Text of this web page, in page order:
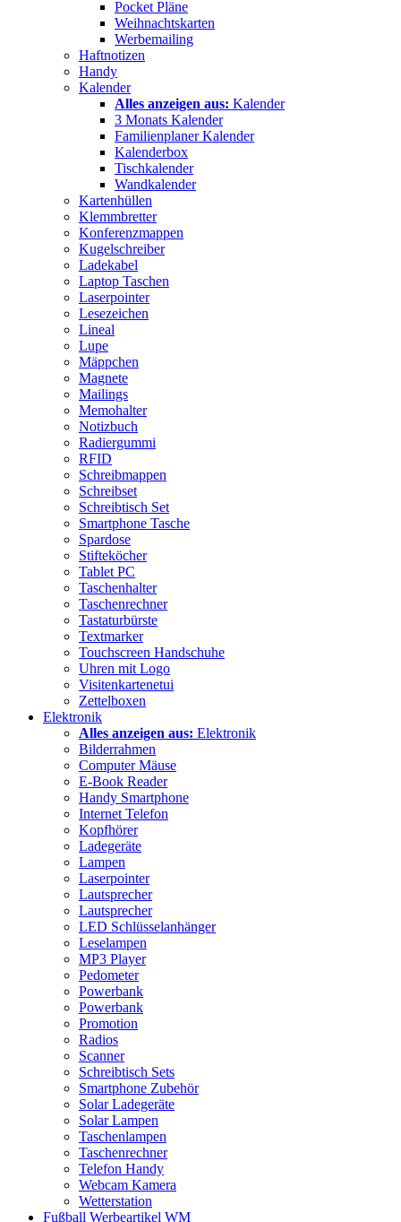
Pocket Pläne
Weihnachtskarten
Werbemailing
Haftnotizen
Handy
Kalender
Alles anzeigen aus: Kalender
3 Monats Kalender
Familienplaner Kalender
Kalenderbox
Tischkalender
Wandkalender
Kartenhüllen
Klemmbretter
Konferenzmappen
Kugelschreiber
Ladekabel
Laptop Taschen
Laserpointer
Lesezeichen
Lineal
Lupe
Mäppchen
Magnete
Mailings
Memohalter
Notizbuch
Radiergummi
RFID
Schreibmappen
Schreibset
Schreibtisch Set
Smartphone Tasche
Spardose
Stifteköcher
Tablet PC
Taschenhalter
Taschenrechner
Tastaturbürste
Textmarker
Touchscreen Handschuhe
Uhren mit Logo
Visitenkartenetui
Zettelboxen
Elektronik
Alles anzeigen aus: Elektronik
Bilderrahmen
Computer Mäuse
E-Book Reader
Handy Smartphone
Internet Telefon
Kopfhörer
Ladegeräte
Lampen
Laserpointer
Lautsprecher
Lautsprecher
LED Schlüsselanhänger
Leselampen
MP3 Player
Pedometer
Powerbank
Powerbank
Promotion
Radios
Scanner
Schreibtisch Sets
Smartphone Zubehör
Solar Ladegeräte
Solar Lampen
Taschenlampen
Taschenrechner
Telefon Handy
Webcam Kamera
Wetterstation
Fußball Werbeartikel WM